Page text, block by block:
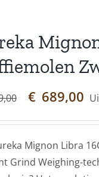
Oorspronkelijke
was:
€699,00.
€ 689,00
is:
Mignon Libra
Grind Weighing-